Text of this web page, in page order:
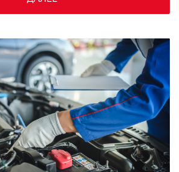
та новинками